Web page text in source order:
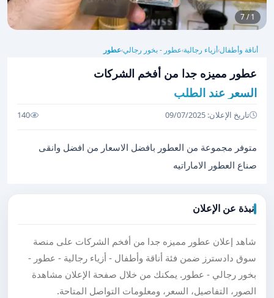
1 / 7
أناقة وأطفال›أزياء رجالية›عطور - بخور رجالي›عطور
عطور مميزه جدا من أفخم الشركات
السعر عند الطلب
تاريخ الإعلان: 09/07/2025 140
متوفر مجموعة من العطور بافضل الاسعار من افضل وانقى
صناع العطور الاماراتيه
نبذة عن الإعلان
شاهد إعلان عطور مميزه جدا من أفخم الشركات على منصة
سوق دادسترز ضمن فئة أناقة وأطفال - أزياء رجالية - عطور -
بخور رجالي - عطور. يمكنك من خلال صفحة الإعلان مشاهدة
الصور، التفاصيل، السعر، ومعلومات التواصل المتاحة.